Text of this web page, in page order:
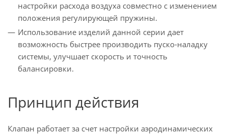
настройки расхода воздуха совместно с изменением
положения регулирующей пружины.
Использование изделий данной серии дает
возможность быстрее производить пуско-наладку
системы, улучшает скорость и точность
балансировки.
Принцип действия
Клапан работает за счет настройки аэродинамических